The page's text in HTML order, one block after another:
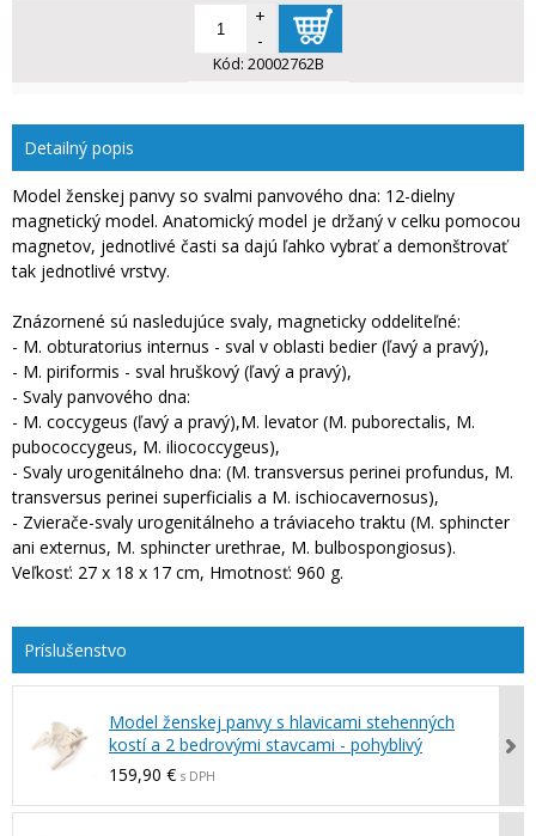
+
-
Kód: 20002762B
Detailný popis
Model ženskej panvy so svalmi panvového dna: 12-dielny
magnetický model. Anatomický model je držaný v celku pomocou
magnetov, jednotlivé časti sa dajú ľahko vybrať a demonštrovať
tak jednotlivé vrstvy.
Znázornené sú nasledujúce svaly, magneticky oddeliteľné:
- M. obturatorius internus - sval v oblasti bedier (ľavý a pravý),
- M. piriformis - sval hruškový (ľavý a pravý),
- Svaly panvového dna:
- M. coccygeus (ľavý a pravý),M. levator (M. puborectalis, M.
pubococcygeus, M. iliococcygeus),
- Svaly urogenitálneho dna: (M. transversus perinei profundus, M.
transversus perinei superficialis a M. ischiocavernosus),
- Zvierače-svaly urogenitálneho a tráviaceho traktu (M. sphincter
ani externus, M. sphincter urethrae, M. bulbospongiosus).
Veľkosť: 27 x 18 x 17 cm, Hmotnosť: 960 g.
Model ženskej panvy s hlavicami stehenných
kostí a 2 bedrovými stavcami - pohyblivý
159,90 € s DPH